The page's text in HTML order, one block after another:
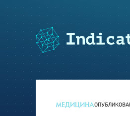
МЕДИЦИНА